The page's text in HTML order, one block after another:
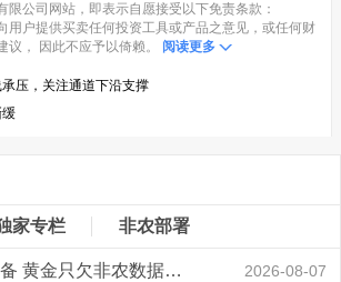
限公司网站，即表示自愿接受以下免责条款：
用户提供买卖任何投资工具或产品之意见，或任何财
， 因此不应予以倚赖。
阅读更多
压，关注通道下沿支撑
缓
家专栏 非农部署
领峰金评：万事俱备 黄金只欠非农数据“东风” 2026-08-07